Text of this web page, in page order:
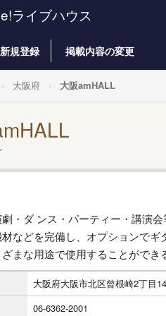
規登録 掲載内容の変更
大阪府 大阪amHALL
・ダ ンス・パーティー・講演
などを完備し、オプションで
まな用途で使用することができ
大阪府大阪市北区曾根崎2丁目
06-6362-2001